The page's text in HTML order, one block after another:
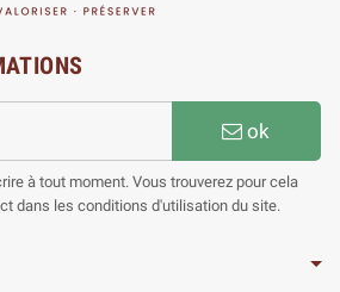
ok
à tout moment. Vous trouverez pour cela
dans les conditions d'utilisation du site.